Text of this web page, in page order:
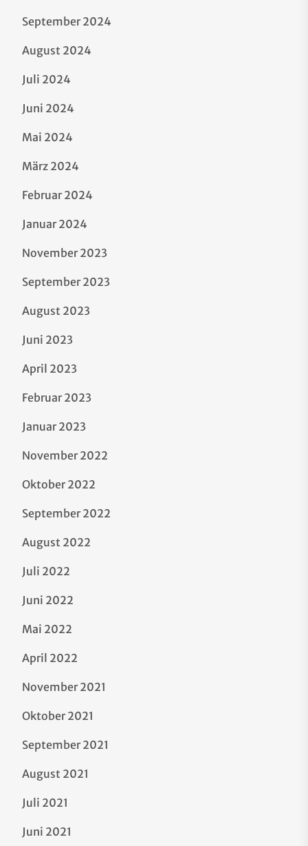
September 2024
August 2024
Juli 2024
Juni 2024
Mai 2024
März 2024
Februar 2024
Januar 2024
November 2023
September 2023
August 2023
Juni 2023
April 2023
Februar 2023
Januar 2023
November 2022
Oktober 2022
September 2022
August 2022
Juli 2022
Juni 2022
Mai 2022
April 2022
November 2021
Oktober 2021
September 2021
August 2021
Juli 2021
Juni 2021